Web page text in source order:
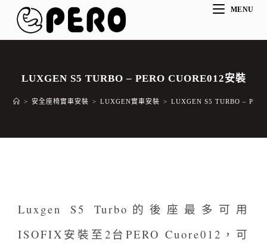
MENU
LUXGEN S5 TURBO – PERO CUORE012安裝
> 安全座椅實車安裝 > LUXGEN實車安裝 > LUXGEN S5 TURBO –
Luxgen S5 Turbo的後座最多可用
ISOFIX安裝至2台PERO Cuore012，可